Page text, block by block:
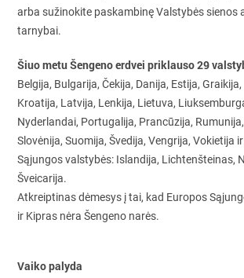
arba sužinokite paskambinę Valstybės sienos
tarnybai.
Šiuo metu Šengeno erdvei priklauso 29
Belgija, Bulgarija, Čekija, Danija, Estija,
Kroatija, Latvija, Lenkija, Lietuva,
Nyderlandai, Portugalija, Prancūzija,
Slovėnija, Suomija, Švedija, Vengrija, Vokietija
Sąjungos valstybės: Islandija, Lichtenšteinas,
Šveicarija.
Atkreiptinas dėmesys į tai, kad Europos
ir Kipras nėra Šengeno narės.
Vaiko palyda